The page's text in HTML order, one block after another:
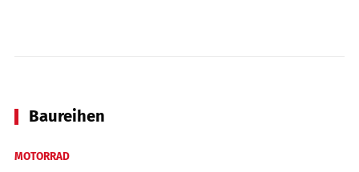
Baureihen
MOTORRAD